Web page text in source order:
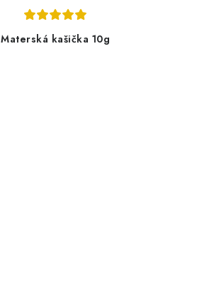
Materská kašička 10g